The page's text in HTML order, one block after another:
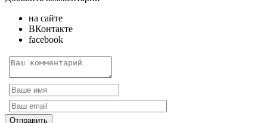
на сайте
ВКонтакте
facebook